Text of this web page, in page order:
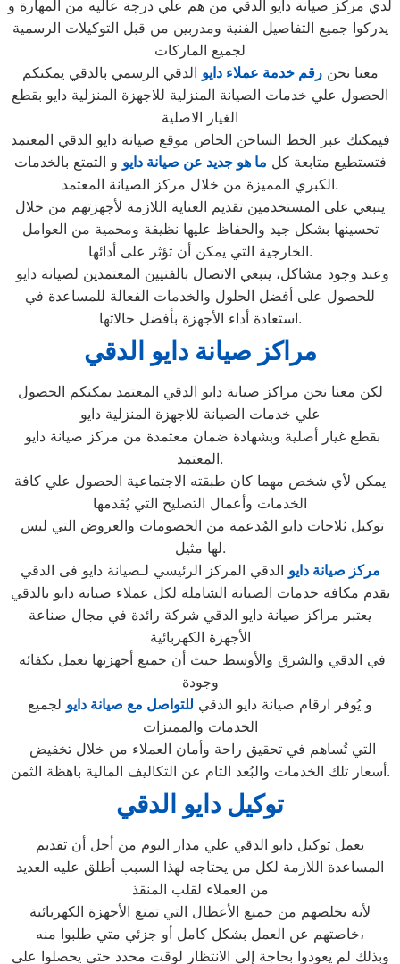
لدي مركز صيانة دايو الدقي من هم علي درجة عاليه من المهارة و
يدركوا جميع التفاصيل الفنية ومدربين من قبل التوكيلات الرسمية
لجميع الماركات
معنا نحنرقم خدمة عملاء دايو الدقي الرسمي بالدقي يمكنكم
الحصول علي خدمات الصيانة المنزلية للاجهزة المنزلية دايو بقطع
الغيار الاصلية
فيمكنك عبر الخط الساخن الخاص موقع صيانة دايو الدقي المعتمد
فتستطيع متابعة كل ما هو جديد عن صيانة دايو و التمتع بالخدمات
الكبري المميزة من خلال مركز الصيانة المعتمد.
ينبغي على المستخدمين تقديم العناية اللازمة لأجهزتهم من خلال
تحسينها بشكل جيد والحفاظ عليها نظيفة ومحمية من العوامل
الخارجية التي يمكن أن تؤثر على أدائها.
وعند وجود مشاكل، ينبغي الاتصال بالفنيين المعتمدين لصيانة دايو
للحصول على أفضل الحلول والخدمات الفعالة للمساعدة في
استعادة أداء الأجهزة بأفضل حالاتها.
مراكز صيانة دايو الدقي
لكن معنا نحن مراكز صيانة دايو الدقي المعتمد يمكنكم الحصول
علي خدمات الصيانة للاجهزة المنزلية دايو
المعتمد.
يمكن لأي شخص مهما كان طبقته الاجتماعية الحصول علي كافة
الخدمات وأعمال التصليح التي يُقدمها
لها مثيل.
مركز صيانة دايو الدقي المركز الرئيسي لـصيانة دايو فى الدقي
يقدم مكافة خدمات الصيانة الشاملة لكل عملاء صيانة دايو بالدقي
يعتبر مراكز صيانة دايو الدقي شركة رائدة في مجال صناعة
الأجهزة الكهربائية
وجودة
و يُوفر ارقام صيانة دايو الدقي للتواصل مع صيانة دايو لجميع
الخدمات والمميزات
أسعار تلك الخدمات والبُعد التام عن التكاليف المالية باهظة الثمن.
توكيل دايو الدقي
يعمل توكيل دايو الدقي علي مدار اليوم من أجل أن تقديم
المساعدة اللازمة لكل من يحتاجه لهذا السبب أطلق عليه العديد
من العملاء لقلب المنقذ
لأنه يخلصهم من جميع الأعطال التي تمنع الأجهزة الكهربائية
خاصتهم عن العمل بشكل كامل أو جزئي متي طلبوا منه،
وبذلك لم يعودوا بحاجة إلي الانتظار لوقت محدد حتي يحصلوا علي